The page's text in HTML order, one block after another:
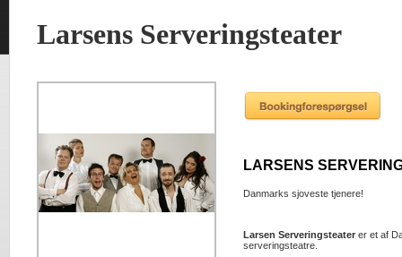
Larsens Serveringsteater
LARSENS
Danmarks sjoveste tjenere!
Larsen Serveringsteater er et af
serveringsteatre.